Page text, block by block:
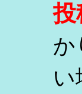
投
か
い